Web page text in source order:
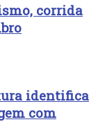
corrida
identifica
com